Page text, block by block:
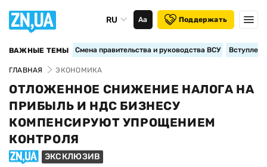
RU Аа Поддержать
ВАЖНЫЕ ТЕМЫ Смена правительства и руководства ВСУ
ГЛАВНАЯ ЭКОНОМИКА
ОТЛОЖЕННОЕ СНИЖЕНИЕ НАЛОГА НА
ПРИБЫЛЬ И НДС БИЗНЕСУ
КОМПЕНСИРУЮТ УПРОЩЕНИЕМ
КОНТРОЛЯ
ЭКСКЛЮЗИВ